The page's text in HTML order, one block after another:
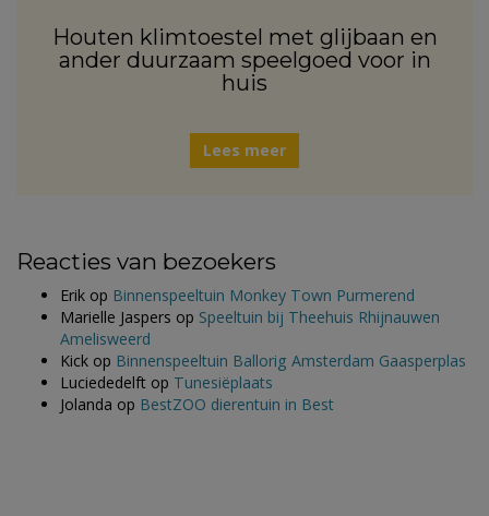
Houten klimtoestel met glijbaan en
ander duurzaam speelgoed voor in
huis
Lees meer
Reacties van bezoekers
Erik op Binnenspeeltuin Monkey Town Purmerend
Marielle Jaspers op Speeltuin bij Theehuis Rhijnauwen
Amelisweerd
Kick op Binnenspeeltuin Ballorig Amsterdam Gaasperplas
Luciededelft op Tunesiëplaats
Jolanda op BestZOO dierentuin in Best